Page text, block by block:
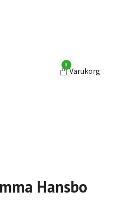
0
Varukorg
Hansbo